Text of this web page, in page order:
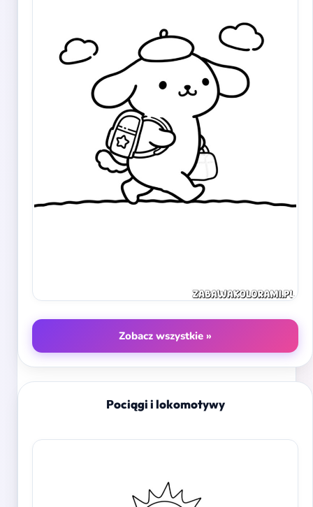
Zobacz wszystkie »
Pociągi i lokomotywy